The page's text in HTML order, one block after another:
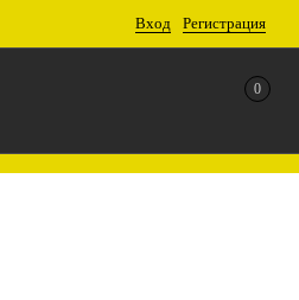
Вход Регистрация
0